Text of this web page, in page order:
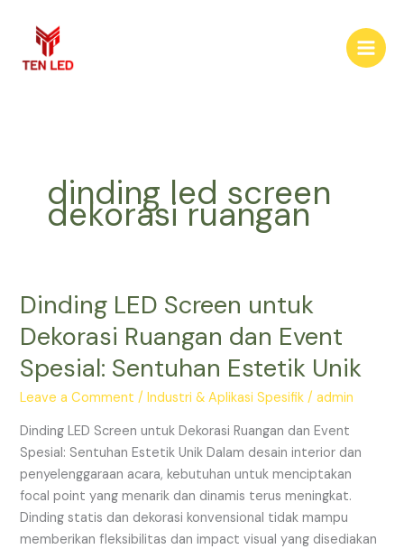
content
dinding led screen
dekorasi ruangan
Dinding LED Screen untuk
Dekorasi Ruangan dan Event
Spesial: Sentuhan Estetik Unik
Leave a Comment /Industri & Aplikasi Spesifik /admin
Dinding LED Screen untuk Dekorasi Ruangan dan Event
Spesial: Sentuhan Estetik Unik Dalam desain interior dan
penyelenggaraan acara, kebutuhan untuk menciptakan
focal point yang menarik dan dinamis terus meningkat.
Dinding statis dan dekorasi konvensional tidak mampu
memberikan fleksibilitas dan impact visual yang disediakan
Dinding
Screen
untuk
Dekorasi
Ruangan
dan
Event
Spesial:
Sentuhan
Estetik
Unik